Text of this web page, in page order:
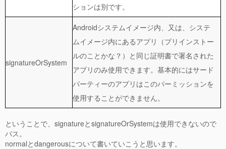
ションは別です。
signatureOrSystem
Androidシステムイメージ内、又は、システ
ムイメージ内にあるアプリ（プリインストー
ルのことかな？）と同じ証明書で署名された
アプリのみ使用できます。基本的にはサード
パーティーのアプリはこのパーミッションを
使用することができません。
ということで、signatureとsignatureOrSystemは使用できないので
パス。
normalとdangerousについて書いていこうと思います。